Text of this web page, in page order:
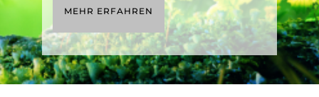
MEHR ERFAHREN